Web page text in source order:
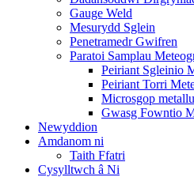
Gauge Weld
Mesurydd Sglein
Penetramedr Gwifren
Paratoi Samplau
Peiriant Sgleinio
Peiriant Torri
Microsgop
Gwasg Fowntio
Newyddion
Amdanom ni
Taith Ffatri
Cysylltwch â Ni